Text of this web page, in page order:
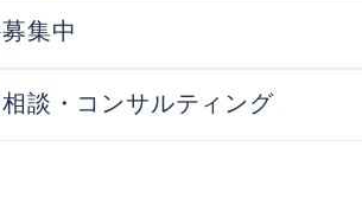
集中
談・コンサルティング